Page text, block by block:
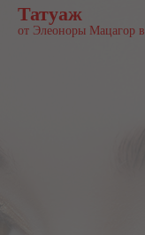
Татуаж
от Элеоноры Мацагор